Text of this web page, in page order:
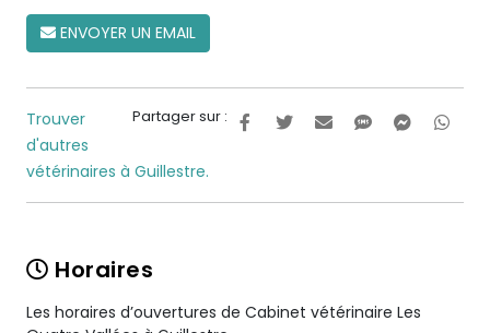
ENVOYER UN EMAIL
Partager sur :
Trouver
d'autres
vétérinaires à Guillestre.
Horaires
Les horaires d’ouvertures de Cabinet vétérinaire Les